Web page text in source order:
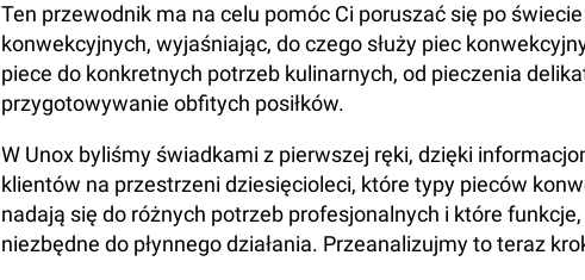
Ten przewodnik ma na celu pomóc Ci poruszać się po
konwekcyjnych, wyjaśniając, do czego służy piec
piece do konkretnych potrzeb kulinarnych, od pieczenia
przygotowywanie obfitych posiłków.
W Unox byliśmy świadkami z pierwszej ręki, dzięki
klientów na przestrzeni dziesięcioleci, które typy pieców
nadają się do różnych potrzeb profesjonalnych i które
niezbędne do płynnego działania. Przeanalizujmy to teraz